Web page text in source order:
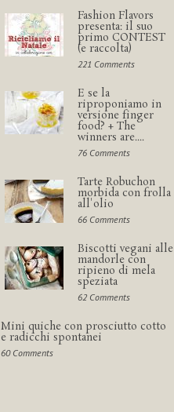
Fashion Flavors
presenta: il suo
primo CONTEST
(e raccolta)
221 Comments
E se la
riproponiamo in
versione finger
food? + The
winners are....
76 Comments
Tarte Robuchon
morbida con frolla
all'olio
66 Comments
Biscotti vegani alle
mandorle con
ripieno di mela
speziata
62 Comments
Mini quiche con prosciutto cotto
e radicchi spontanei
60 Comments